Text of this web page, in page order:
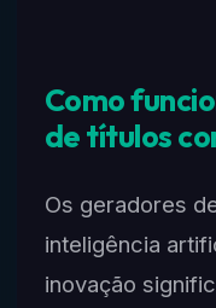
Como
de títulos
Os geradores
inteligência
inovação